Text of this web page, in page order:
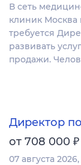
В сеть
клиник
требуется
развивать
продажи.
Директор
от 708 000 ₽
07 августа 2026